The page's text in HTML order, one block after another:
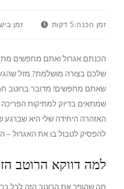
זמן הכנה:5 דקות זמן
הכנתם אגרול ואתם מחפשים
שלכם בצורה מושלמת? מזל
שאתם מחפשים! מדובר ברוטב
שמתאים בדיוק למתיקות הפריכה
האזהרה היחידה שלי היא
להפסיק לטבול בו את האגרול –
למה דווקא הרוטב
מה שהופך את הרוטב הזה לכל כך